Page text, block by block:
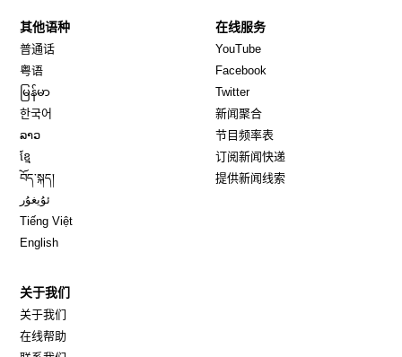
其他语种
普通话
粤语
မြန်မာ
한국어
ລາວ
ខ្មែ
བོད་སྐད།
ئۇيغۇر
Tiếng Việt
English
在线服务
YouTube
Facebook
TwitterOpens in new window
新闻聚合
节目频率表
订阅新闻快递
提供新闻线索
关于我们
关于我们
在线帮助